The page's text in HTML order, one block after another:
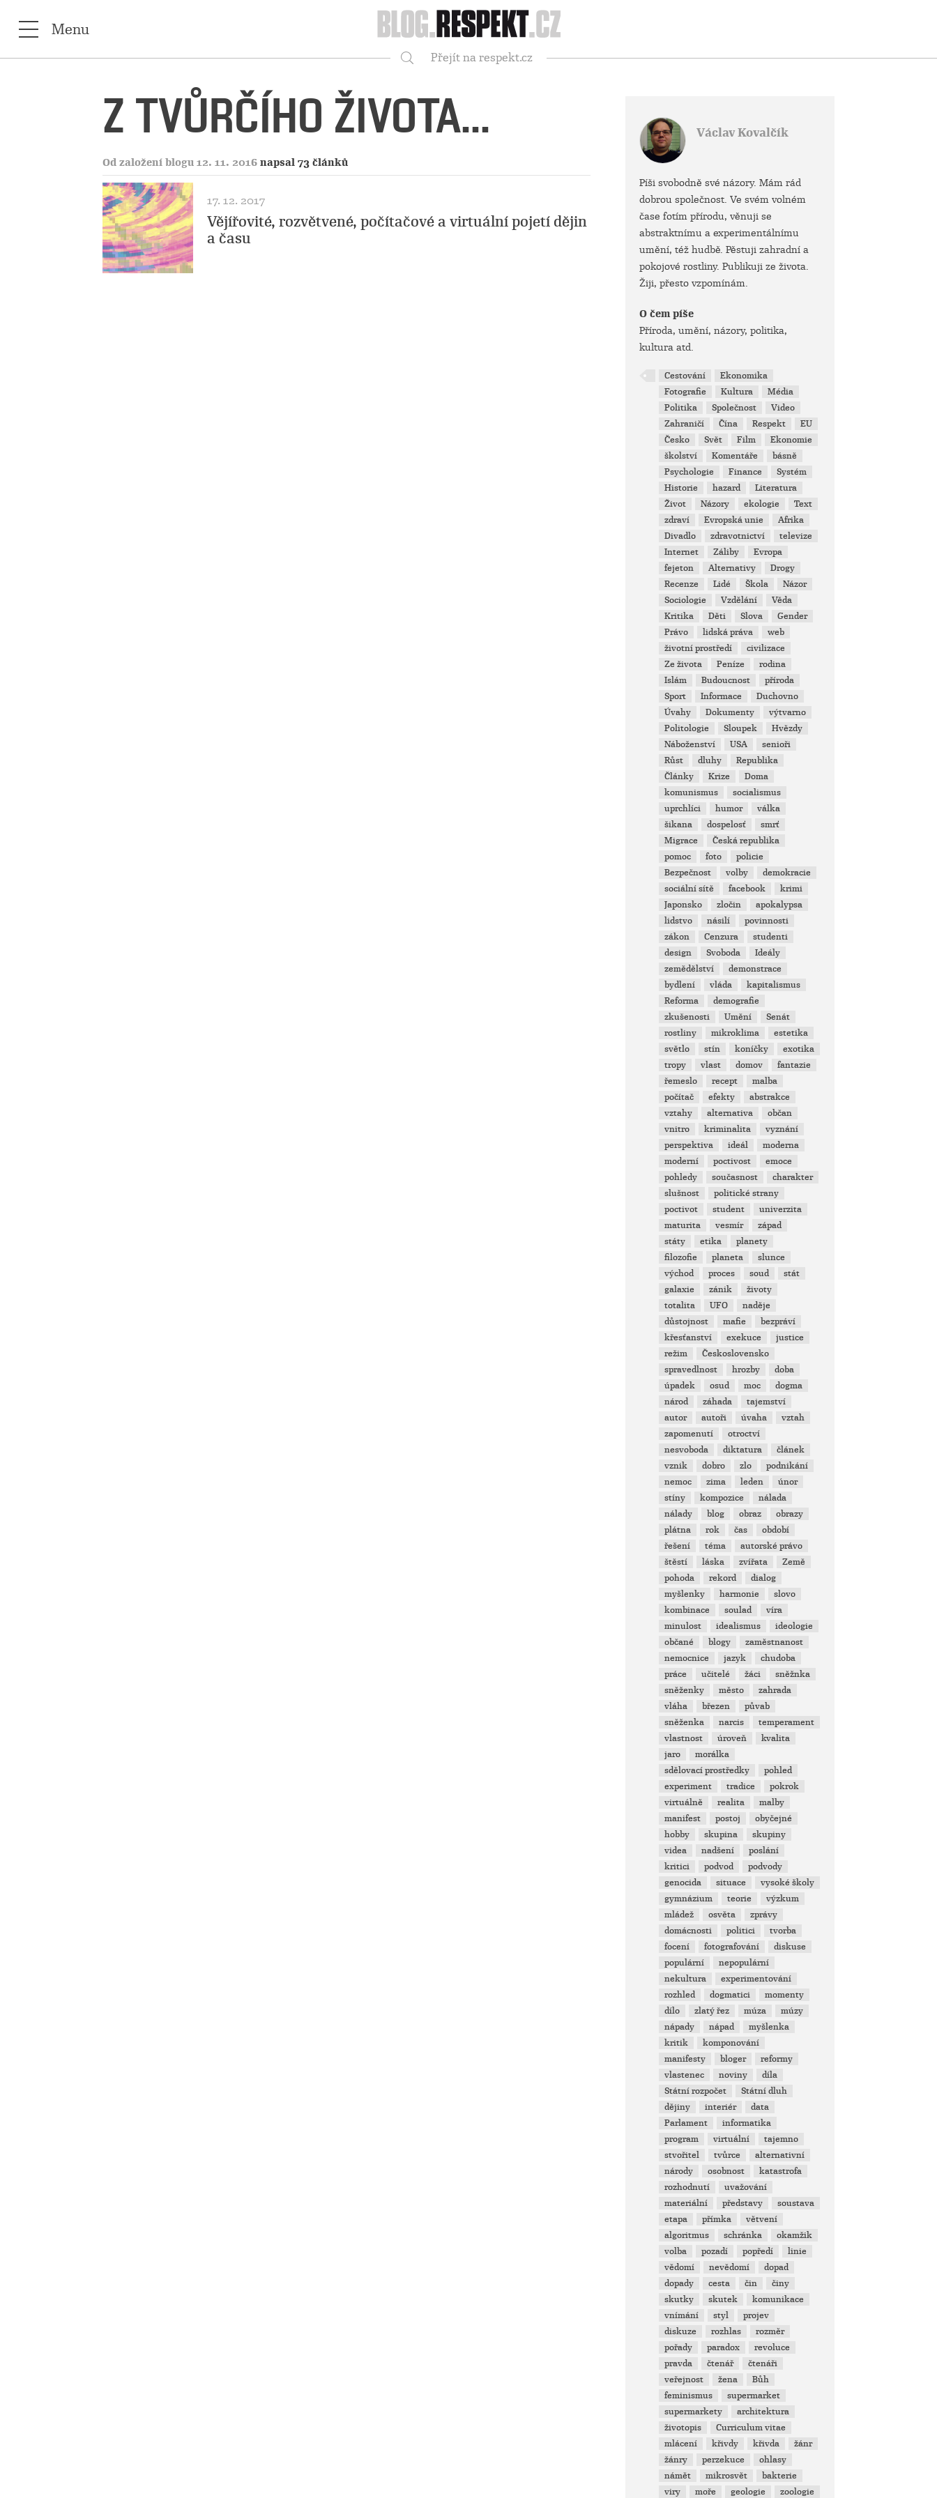
Respekt
Menu
Přejít na respekt.cz
Z TVŮRČÍHO ŽIVOTA...
Od založení blogu 12. 11. 2016 napsal 73 článků
17. 12. 2017
Vějířovité, rozvětvené, počítačové a virtuální pojetí dějin
a času
Václav Kovalčík
Píši svobodně své názory. Mám rád
dobrou společnost. Ve svém volném
čase fotím přírodu, věnuji se
abstraktnímu a experimentálnímu
umění, též hudbě. Pěstuji zahradní a
pokojové rostliny. Publikuji ze života.
Žiji, přesto vzpomínám.
O čem píše
Příroda, umění, názory, politika,
kultura atd.
Cestování
Ekonomika
Fotografie
Kultura
Média
Politika
Společnost
Video
Zahraničí
Čína Respekt
EU
Česko
Svět Film
Ekonomie
školství
Komentáře
básně
Psychologie
Finance
Systém
Historie
hazard
Literatura
Život
Názory ekologie
Text
zdraví
Evropská unie
Afrika
Divadlo
zdravotnictví
televize
Internet
Záliby
Evropa
fejeton
Alternativy
Drogy
Recenze
Lidé Škola
Názor
Sociologie
Vzdělání
Věda
Kritika
Děti Slova
Gender
Právo
lidská práva
web
životní prostředí
civilizace
Ze života
Peníze
rodina
Islám
Budoucnost
příroda
Sport
Informace
Duchovno
Úvahy
Dokumenty
výtvarno
Politologie
Sloupek
Hvězdy
Náboženství
USA
senioři
Růst
dluhy
Republika
Články
Krize
Doma
komunismus
socialismus
uprchlíci
humor
válka
šikana
dospelosť
smrť
Migrace
Česká republika
pomoc
foto
policie
Bezpečnost
volby
demokracie
sociální sítě
facebook
krimi
Japonsko
zločin
apokalypsa
lidstvo
násilí
povinnosti
zákon
Cenzura
studenti
design
Svoboda
Ideály
zemědělství
demonstrace
bydlení
vláda
kapitalismus
Reforma
demografie
zkušenosti
Umění
Senát
rostliny
mikroklima
estetika
světlo
stín koníčky
exotika
tropy
vlast domov
fantazie
řemeslo
recept
malba
počítač
efekty
abstrakce
vztahy
alternativa
občan
vnitro
kriminalita
vyznání
perspektiva
ideál
moderna
moderní
poctivost
emoce
pohledy
současnost
charakter
slušnost
politické strany
poctivot
student
univerzita
maturita
vesmír
západ
státy
etika
planety
filozofie
planeta
slunce
východ
proces soud
stát
galaxie
zánik
životy
totalita
UFO
naděje
důstojnost
mafie
bezpráví
křesťanství
exekuce
justice
režim
Československo
spravedlnost
hrozby
doba
úpadek
osud moc
dogma
národ
záhada
tajemství
autor
autoři úvaha
vztah
zapomenutí
otroctví
nesvoboda
diktatura
článek
vznik
dobro zlo
podnikání
nemoc
zima leden
únor
stíny
kompozice
nálada
nálady
blog obraz
obrazy
plátna
rok čas
období
řešení
téma
autorské právo
štěstí
láska zvířata
Země
pohoda
rekord
dialog
myšlenky
harmonie
slovo
kombinace
soulad
víra
minulost
idealismus
ideologie
občané
blogy
zaměstnanost
nemocnice
jazyk
chudoba
práce
učitelé žáci
sněžnka
sněženky
město
zahrada
vláha
březen
půvab
sněženka
narcis
temperament
vlastnost
úroveň
kvalita
jaro
morálka
sdělovací prostředky
pohled
experiment
tradice
pokrok
virtuálně
realita
malby
manifest
postoj
obyčejné
hobby
skupina
skupiny
videa
nadšení
poslání
kritici
podvod
podvody
genocida
situace
vysoké školy
gymnázium
teorie
výzkum
mládež
osvěta
zprávy
domácnosti
politici
tvorba
focení
fotografování
diskuse
populární
nepopulární
nekultura
experimentování
rozhled
dogmatici
momenty
dílo
zlatý řez múza
múzy
nápady
nápad
myšlenka
kritik
komponování
manifesty
bloger
reformy
vlastenec
noviny
díla
Státní rozpočet
Státní dluh
dějiny
interiér
data
Parlament
informatika
program
virtuální
tajemno
stvořitel
tvůrce
alternativní
národy
osobnost
katastrofa
rozhodnutí
uvažování
materiální
představy
soustava
etapa
přímka
větvení
algoritmus
schránka
okamžik
volba
pozadí popředí
linie
vědomí
nevědomí
dopad
dopady
cesta čin
činy
skutky
skutek
komunikace
vnímání
styl
projev
diskuze
rozhlas
rozměr
pořady
paradox
revoluce
pravda
čtenář
čtenáři
veřejnost
žena
Bůh
feminismus
supermarket
supermarkety
architektura
životopis
Curriculum vitae
mlácení
křivdy křivda
žánr
žánry
perzekuce
ohlasy
námět
mikrosvět
bakterie
viry
moře geologie zoologie